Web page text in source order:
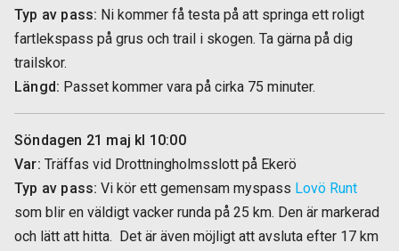
Typ av pass: Ni kommer få testa på att springa ett roligt
fartlekspass på grus och trail i skogen. Ta gärna på dig
trailskor.
Längd: Passet kommer vara på cirka 75 minuter.
Söndagen 21 maj kl 10:00
Var: Träffas vid Drottningholmsslott på Ekerö
Typ av pass: Vi kör ett gemensam myspass Lovö Runt
som blir en väldigt vacker runda på 25 km. Den är markerad
och lätt att hitta. Det är även möjligt att avsluta efter 17 km